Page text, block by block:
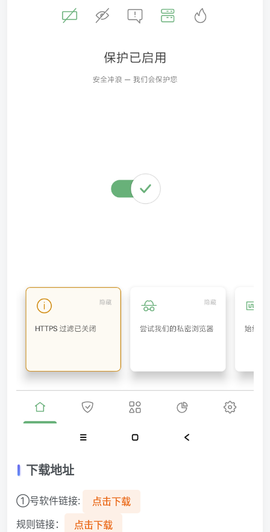
下载地址
①号软件链接:
点击下载
规则链接：
点击下载